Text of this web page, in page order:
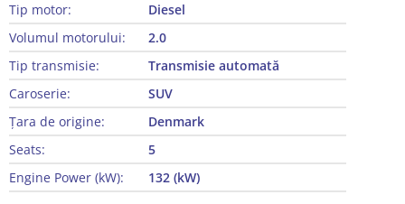
Tip motor:
Diesel
Volumul motorului:
2.0
Tip transmisie:
Transmisie automată
Caroserie:
SUV
Țara de origine:
Denmark
Seats:
5
Engine Power (kW):
132 (kW)